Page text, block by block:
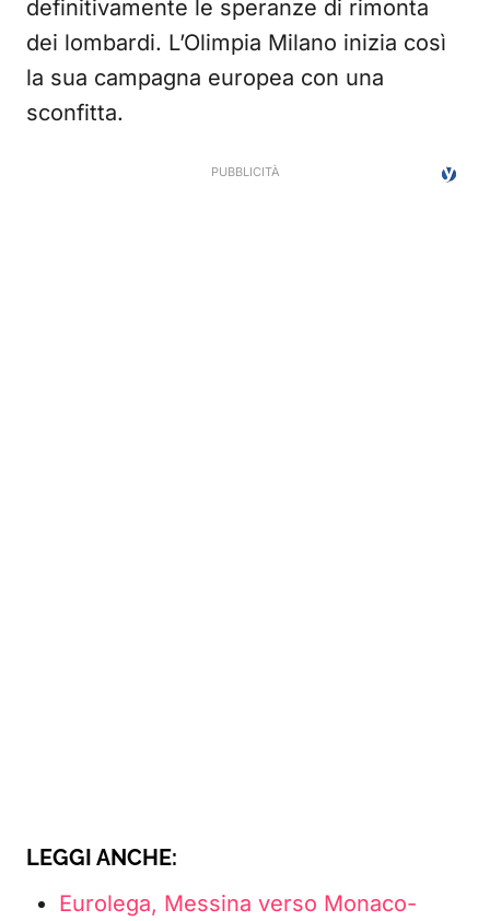
definitivamente le speranze di rimonta
dei lombardi. L’Olimpia Milano inizia così
la sua campagna europea con una
sconfitta.
LEGGI ANCHE:
Eurolega, Messina verso Monaco-